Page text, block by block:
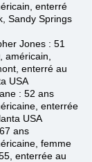
enterré
Sandy Springs
Jones : 51
américain,
enterré au
USA
: 52 ans
enterrée
USA
ans
femme
enterrée au